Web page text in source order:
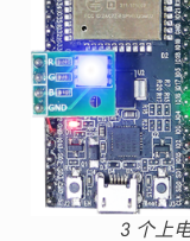
3 个上